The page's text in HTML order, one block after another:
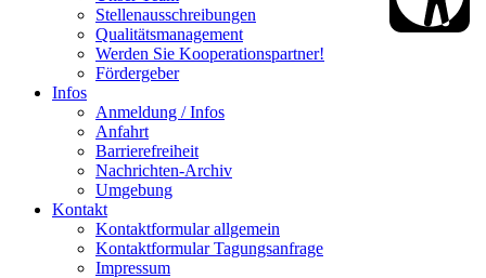
Stellenausschreibungen
Qualitätsmanagement
Werden Sie Kooperationspartner!
Fördergeber
Infos
Anmeldung / Infos
Anfahrt
Barrierefreiheit
Nachrichten-Archiv
Umgebung
Kontakt
Kontaktformular allgemein
Kontaktformular Tagungsanfrage
Impressum